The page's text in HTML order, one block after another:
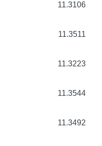
11.3106
11.3511
11.3223
11.3544
11.3492